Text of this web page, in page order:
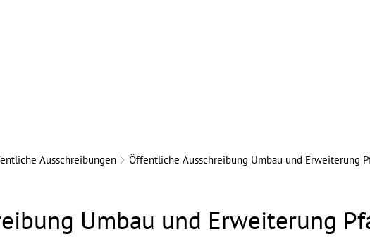
Ausschreibungen Öffentliche Ausschreibung Umbau und Erweiterung
Umbau und Erweiterung